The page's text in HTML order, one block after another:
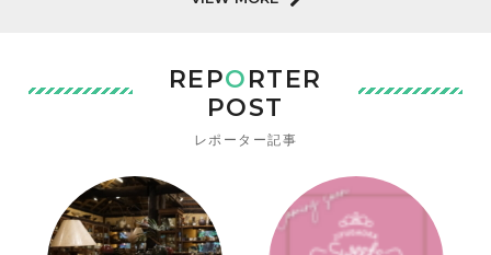
REPORTER
POST
レポーター記事